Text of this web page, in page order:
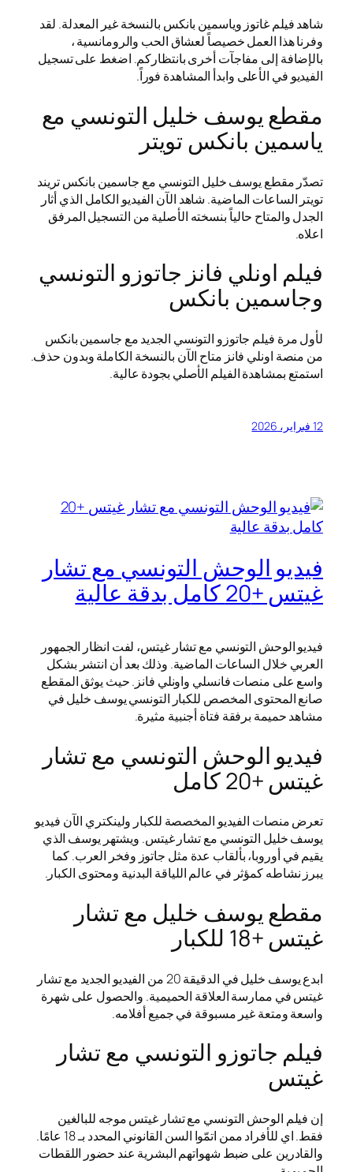
شاهد فيلم غاتوز وياسمين بانكس بالنسخة غير المعدلة. لقد
وفرنا هذا العمل خصيصاً لعشاق الحب والرومانسية ،
بالإضافة إلى مفاجآت أخرى بانتظاركم. اضغط على تسجيل
الفيديو في الأعلى وابدأ المشاهدة فوراً.
مقطع يوسف خليل التونسي مع
ياسمين بانكس تويتر
تصدّر مقطع يوسف خليل التونسي مع جاسمين بانكس تريند
تويتر الساعات الماضية. شاهد الآن الفيديو الكامل الذي أثار
الجدل والمتاح حالياً بنسخته الأصلية من التسجيل المرفق
اعلاه.
فيلم اونلي فانز جاتوزو التونسي
وجاسمين بانكس
لأول مرة فيلم جاتوزو التونسي الجديد مع جاسمين بانكس
من منصة اونلي فانز متاح الآن بالنسخة الكاملة وبدون حذف.
استمتع بمشاهدة الفيلم الأصلي بجودة عالية.
12 فبراير، 2026
فيديو الوحش التونسي مع تشار
غيتس +20 كامل بدقة عالية
فيديو الوحش التونسي مع تشار غيتس، لفت انظار الجمهور
العربي خلال الساعات الماضية. وذلك بعد أن انتشر بشكل
واسع على منصات فانسلي واونلي فانز. حيث يوثق المقطع
صانع المحتوى المخصص للكبار التونسي يوسف خليل في
مشاهد حميمة برفقة فتاة أجنبية مثيرة.
فيديو الوحش التونسي مع تشار
غيتس +20 كامل
تعرض منصات الفيديو المخصصة للكبار ولينكتري الآن فيديو
يوسف خليل التونسي مع تشار غيتس. ويشتهر يوسف الذي
يقيم في أوروبا، بألقاب عدة مثل جاتوز وفخر العرب. كما
يبرز نشاطه كمؤثر في عالم اللياقة البدنية ومحتوى الكبار.
مقطع يوسف خليل مع تشار
غيتس +18 للكبار
ابدع يوسف خليل في الدقيقة 20 من الفيديو الجديد مع تشار
غيتس في ممارسة العلاقة الحميمية. والحصول على شهرة
واسعة ومتعة غير مسبوقة في جميع أفلامه.
فيلم جاتوزو التونسي مع تشار
غيتس
إن فيلم الوحش التونسي مع تشار غيتس موجه للبالغين
فقط. اي للأفراد ممن اتمّوا السن القانوني المحدد بـ 18 عامًا.
والقادرين على ضبط شهواتهم البشرية عند حضور اللقطات